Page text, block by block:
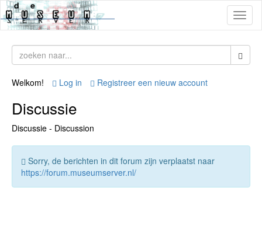
Welkom! Log in Registreer een nieuw account
Discussie
Discussie - Discussion
Sorry, de berichten in dit forum zijn verplaatst naar
https://forum.museumserver.nl/